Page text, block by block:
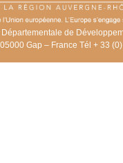
de
Gap – France Tél + 33